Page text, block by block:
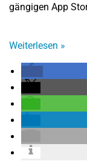
gängigen App
Weiterlesen »